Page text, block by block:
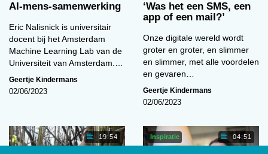
AI-mens-samenwerking
Eric Nalisnick is universitair
docent bij het Amsterdam
Machine Learning Lab van de
Universiteit van Amsterdam.…
Geertje Kindermans
02/06/2023
‘Was het een SMS, een
app of een mail?’
Onze digitale wereld wordt
groter en groter, en slimmer
en slimmer, met alle voordelen
en gevaren…
Geertje Kindermans
02/06/2023
19:54 Inspiratie 04:51